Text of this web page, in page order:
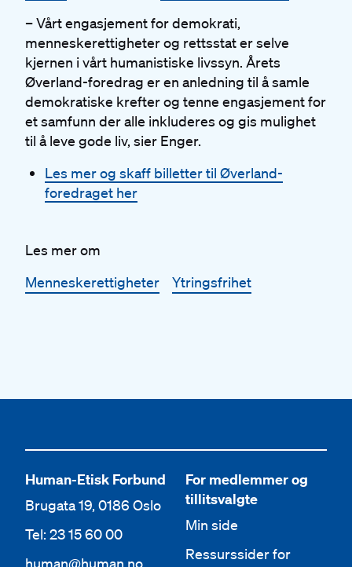
– Vårt engasjement for demokrati,
menneskerettigheter og rettsstat er selve
kjernen i vårt humanistiske livssyn. Årets
Øverland-foredrag er en anledning til åsamle
demokratiske krefter og tenne engasjement for
et samfunn der alle inkluderes og gis mulighet
til å leve gode liv, sier Enger.
Les mer og skaff billetter til Øverland-
foredraget her
Les mer om
Menneskerettigheter
Ytringsfrihet
Human-Etisk Forbund
Brugata 19, 0186 Oslo
Tel: 23 15 60 00
human@human.no
For medlemmer og
tillitsvalgte
Min side
Ressurssider for